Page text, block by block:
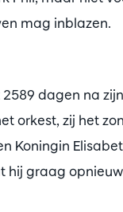
mag inblazen.
dagen na
orkest, zij het
Koningin
graag